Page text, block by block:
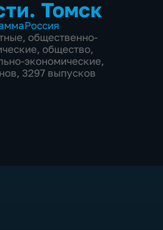
Томск
Россия
, общественно-
, общество,
экономические,
3297 выпусков